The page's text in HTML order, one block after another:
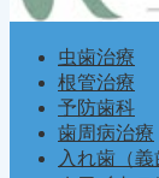
虫歯治療
根管治療
予防歯科
歯周病治療
入れ歯（義